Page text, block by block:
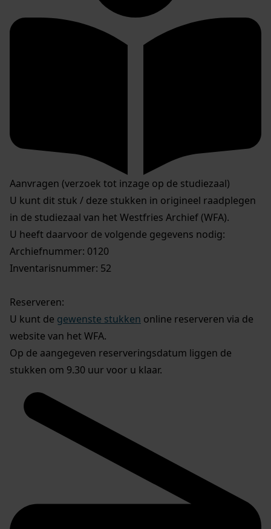
Aanvragen (verzoek tot inzage op de studiezaal)
U kunt dit stuk / deze stukken in origineel raadplegen
in de studiezaal van het Westfries Archief (WFA).
U heeft daarvoor de volgende gegevens nodig:
Archiefnummer: 0120
Inventarisnummer: 52
Reserveren:
U kunt de gewenste stukken online reserveren via de
website van het WFA.
Op de aangegeven reserveringsdatum liggen de
stukken om 9.30 uur voor u klaar.